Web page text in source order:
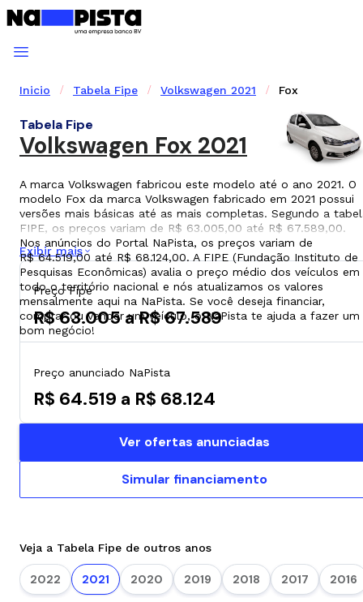
Inicio Tabela Fipe Volkswagen 2021 Fox
Tabela Fipe
Volkswagen Fox 2021
A marca Volkswagen fabricou este modelo até o ano 2021. O
modelo Fox da marca Volkswagen fabricado em 2021 possui
versões mais básicas até as mais completas. Segundo a
FIPE, os preços variam de R$ 63.005,00 até R$ 67.589,00.
Nos anúncios do Portal NaPista, os preços variam de
R$ 64.519,00 até R$ 68.124,00. A FIPE (Fundação Instituto de
Pesquisas Econômicas) avalia o preço médio dos veículos em
todo o território nacional e nós atualizamos os valores
mensalmente aqui na NaPista. Se você deseja financiar,
comprar ou vender um veículo, o NaPista te ajuda a fazer um
bom negócio!
Exibir mais
Preço Fipe
R$ 63.005 a R$ 67.589
Preço anunciado NaPista
R$ 64.519 a R$ 68.124
Ver ofertas anunciadas
Simular financiamento
Veja a Tabela Fipe de outros anos
2022 2021 2020 2019 2018 2017 2016